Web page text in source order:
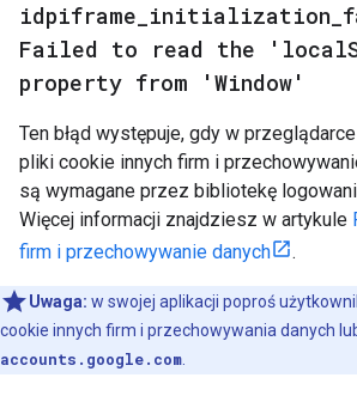
idpiframe initialization
Failed to read the 'local
property from 'Window'
Ten błąd występuje, gdy w
pliki cookie innych firm i
są wymagane przez bibliotekę
Więcej informacji znajdziesz w artykule
firm i przechowywanie danych
.
Uwaga: w swojej aplikacji poproś
cookie innych firm i przechowywania danych
accounts.google.com